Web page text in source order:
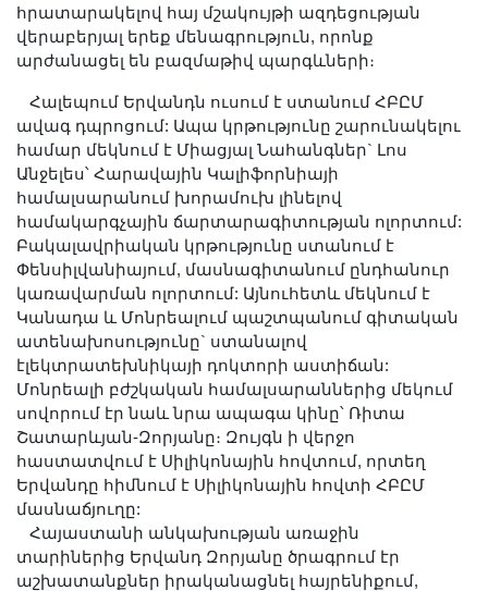
Մեր երախտավորները
Հայտարարություններ
Կայքի քարտեզ
Որոնում
հրատարակելով հայ մշակույթի ազդեցության
վերաբերյալ երեք մենագրություն, որոնք
արժանացել են բազմաթիվ պարգևների։
Հալեպում Երվանդն ուսում է ստանում ՀԲԸՄ
ավագ դպրոցում: Ապա կրթությունը շարունակելու
համար մեկնում է Միացյալ Նահանգներ` Լոս
Անջելես՝ Հարավային Կալիֆորնիայի
համալսարանում խորամուխ լինելով
համակարգչային ճարտարագիտության ոլորտում:
Բակալավրիական կրթությունը ստանում է
Փենսիլվանիայում, մասնագիտանում ընդհանուր
կառավարման ոլորտում: Այնուհետև մեկնում է
Կանադա և Մոնրեալում պաշտպանում գիտական
ատենախոսությունը` ստանալով
էլեկտրատեխնիկայի դոկտորի աստիճան:
Մոնրեալի բժշկական համալսարաններից մեկում
սովորում էր նաև նրա ապագա կինը՝ Ռիտա
Շատարևյան-Զորյանը։ Զույգն ի վերջո
հաստատվում է Սիլիկոնային հովտում, որտեղ
Երվանդը հիմնում է Սիլիկոնային հովտի ՀԲԸՄ
մասնաճյուղը:
Հայաստանի անկախության առաջին
տարիներից Երվանդ Զորյանը ծրագրում էր
աշխատանքներ իրականացնել հայրենիքում,